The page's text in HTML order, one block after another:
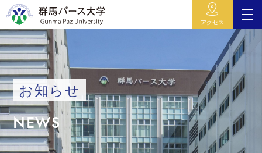
アクセス
お知らせ
NEWS